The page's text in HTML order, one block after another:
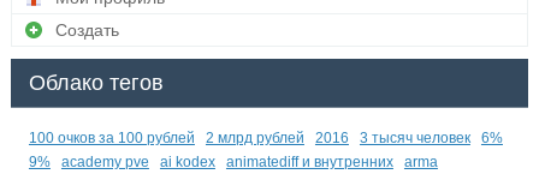
Создать
Облако тегов
100 очков за 100 рублей 2 млрд рублей 2016 3 тысяч человек
6%
9%
academy pve ai kodex animatediff и внутренних arma